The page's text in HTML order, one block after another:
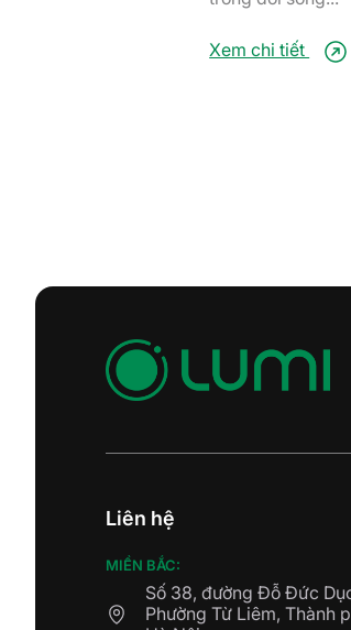
Xem chi tiết
Liên hệ
MIỀN BẮC:
Số 38, đường Đỗ Đức
Phường Từ Liêm, Thành